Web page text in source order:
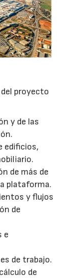
proyecto
y de las
edificios,
de más de
plataforma.
y flujos
de
e
de trabajo.
de